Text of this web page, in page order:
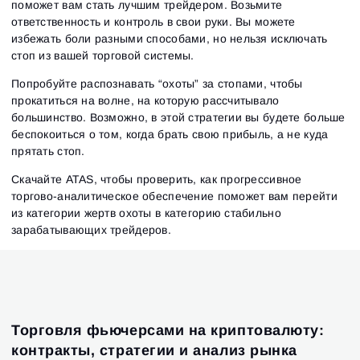
поможет вам стать лучшим трейдером. Возьмите
ответственность и контроль в свои руки. Вы можете
избежать боли разными способами, но нельзя исключать
стоп из вашей торговой системы.
Попробуйте распознавать “охоты” за стопами, чтобы
прокатиться на волне, на которую рассчитывало
большинство. Возможно, в этой стратегии вы будете больше
беспокоиться о том, когда брать свою прибыль, а не куда
прятать стоп.
Скачайте ATAS, чтобы проверить, как прогрессивное
торгово-аналитическое обеспечение поможет вам перейти
из категории жертв охоты в категорию стабильно
зарабатывающих трейдеров.
Торговля фьючерсами на криптовалюту:
контракты, стратегии и анализ рынка